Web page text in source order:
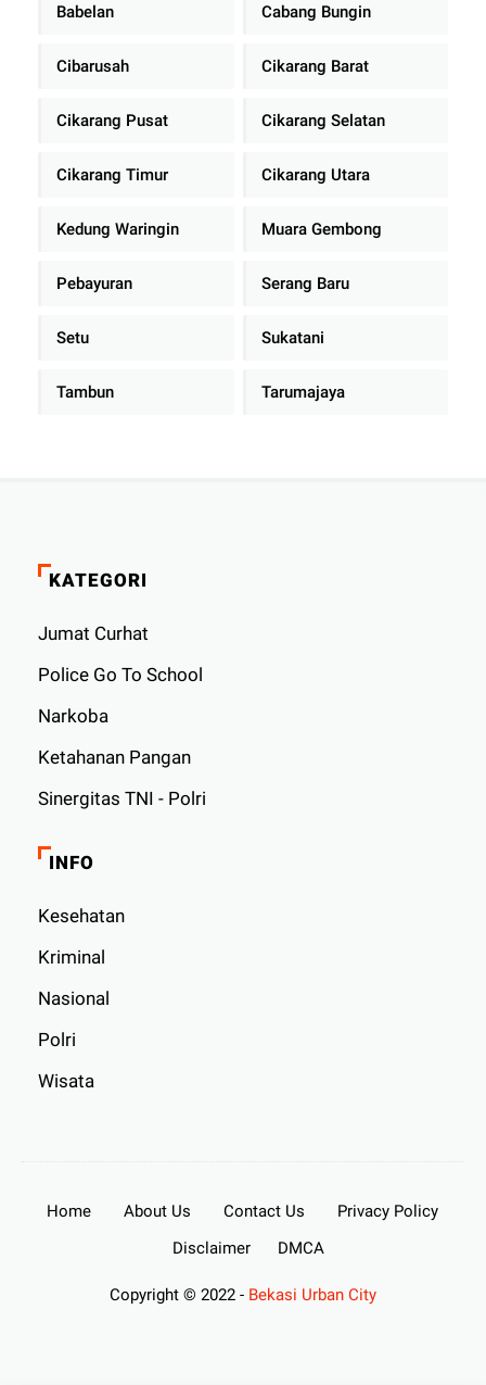
Babelan Cabang Bungin
Cibarusah Cikarang Barat
Cikarang Pusat Cikarang Selatan
Cikarang Timur Cikarang Utara
Kedung Waringin Muara Gembong
Pebayuran Serang Baru
Setu Sukatani
Tambun Tarumajaya
KATEGORI
Jumat Curhat
Police Go To School
Narkoba
Ketahanan Pangan
Sinergitas TNI - Polri
INFO
Kesehatan
Kriminal
Nasional
Polri
Wisata
Home About Us Contact Us
Privacy Policy
Disclaimer
DMCA
Copyright © 2022 - Bekasi Urban City